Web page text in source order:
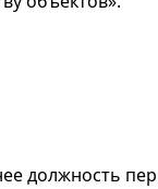
должность